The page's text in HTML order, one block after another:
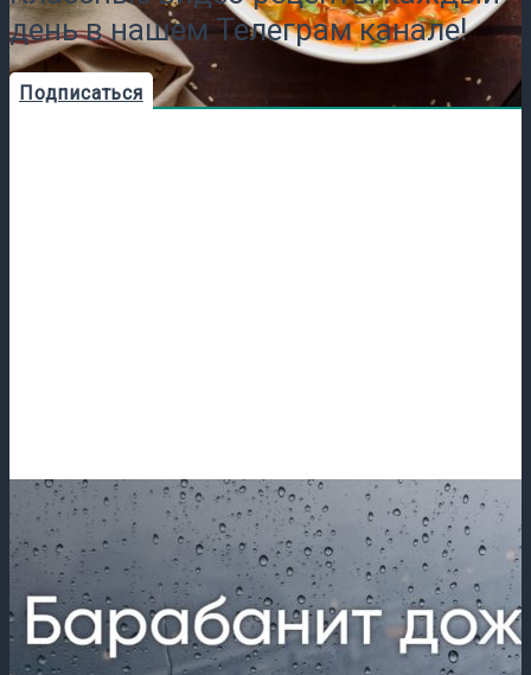
день в нашем Телеграм канале!
Подписаться